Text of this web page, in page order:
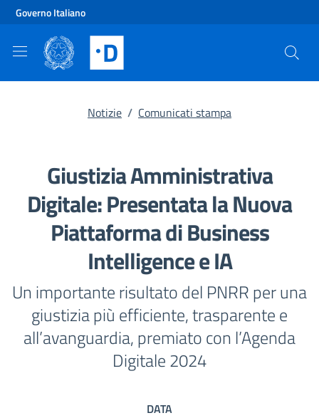
Vai al contenuto principale
Vai al footer
Governo Italiano
Notizie / Comunicati stampa
Giustizia Amministrativa
Digitale: Presentata la Nuova
Piattaforma di Business
Intelligence e IA
Un importante risultato del PNRR per una
giustizia più efficiente, trasparente e
all’avanguardia, premiato con l’Agenda
Digitale 2024
DATA